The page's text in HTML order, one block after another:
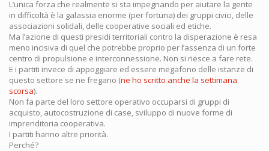
L’unica forza che realmente si sta impegnando per aiutare la gente
in difficoltà è la galassia enorme (per fortuna) dei gruppi civici, delle
associazioni solidali, delle cooperative sociali ed etiche.
Ma l’azione di questi presidi territoriali contro la disperazione è resa
meno incisiva di quel che potrebbe proprio per l’assenza di un forte
centro di propulsione e interconnessione. Non si riesce a fare rete.
E i partiti invece di appoggiare ed essere megafono delle istanze di
questo settore se ne fregano (ne ho scritto anche la settimana
scorsa).
Non fa parte del loro settore operativo occuparsi di gruppi di
acquisto, autocostruzione di case, sviluppo di nuove forme di
imprenditoria cooperativa.
I partiti hanno altre priorità.
Perché?